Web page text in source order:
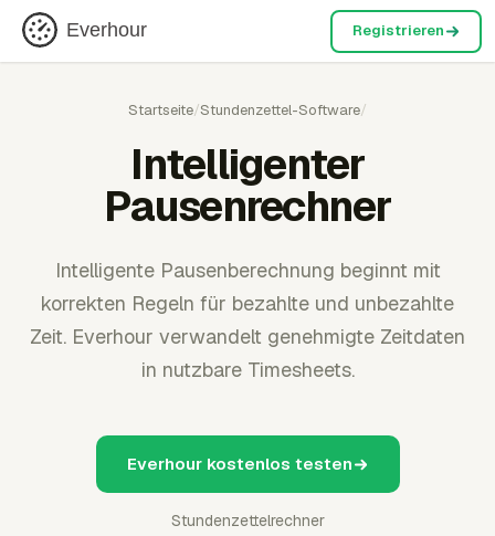
Everhour Registrieren
Startseite/Stundenzettel-Software/
Intelligenter
Pausenrechner
Intelligente Pausenberechnung beginnt mit
korrekten Regeln für bezahlte und unbezahlte
Zeit. Everhour verwandelt genehmigte Zeitdaten
in nutzbare Timesheets.
Everhour kostenlos testen
Stundenzettelrechner